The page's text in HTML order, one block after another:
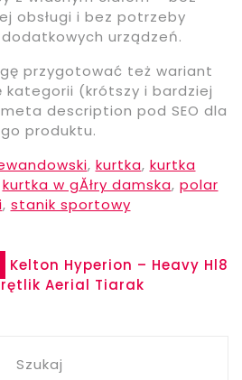
obsługi i bez potrzeby
urządzeń.
przygotować też wariant
(krótszy i bardziej
description pod SEO dla
produktu.
, kurtka, kurtka
kurtka w gĂłry damska, polar
, stanik sportowy
Kelton Hyperion – Heavy Hl8
Aerial Tiarak
Szukaj